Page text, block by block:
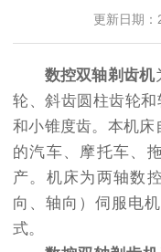
更新日期
数控双轴剃齿机
轮、斜齿圆柱齿轮
和小锥度齿。本机
的汽车、摩托车、
产。机床为两轴数
向、轴向）伺服电
式。